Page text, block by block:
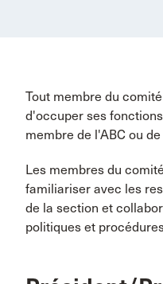
Tout membre du
d'occuper ses
membre de l'ABC ou
Les membres du
familiariser avec les
de la section et
politiques et procédures